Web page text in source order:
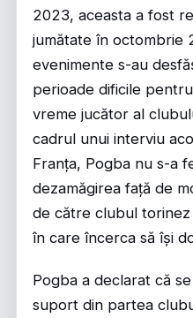
2023, aceasta a fost
jumătate în octombrie
evenimente s-au
perioade dificile
vreme jucător al
cadrul unui interviu
Franța, Pogba nu s-a
dezamăgirea față de
de către clubul
în care încerca să își
Pogba a declarat că
suport din partea